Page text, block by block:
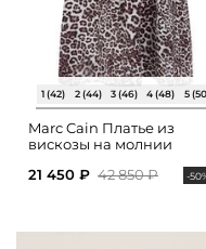
1 (42) 2 (44) 3 (46) 4 (48) 5
Marc Cain Платье из
вискозы на молнии
21 450 ₽ 42 850 ₽ -